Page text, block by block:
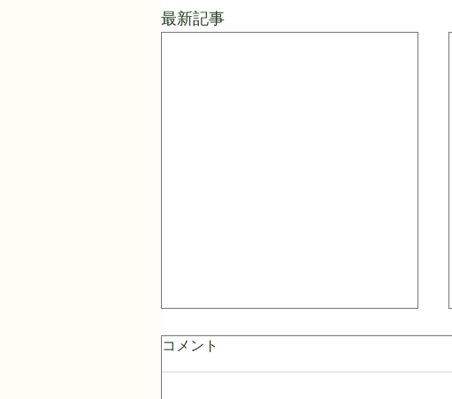
最新記事
コメント